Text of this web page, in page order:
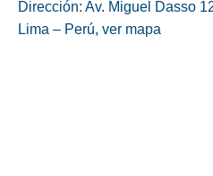
Dirección: Av. Miguel Dasso
Lima – Perú, ver mapa